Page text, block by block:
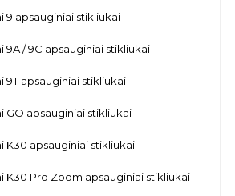
9 apsauginiai stikliukai
9A / 9C apsauginiai stikliukai
9T apsauginiai stikliukai
GO apsauginiai stikliukai
K30 apsauginiai stikliukai
K30 Pro Zoom apsauginiai stikliukai